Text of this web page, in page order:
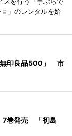
」のレンタルを始
無印良品500」 市
7巻発売 「初島